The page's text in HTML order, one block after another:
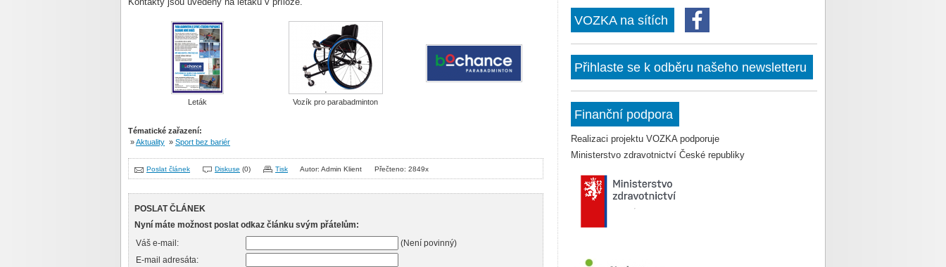
Leták Vozík pro parabadminton
Tématické zařazení:
»Aktuality » Sport bez bariér
Poslat článek Diskuse (0) Tisk Autor: Admin Klient Přečteno: 2849x
POSLAT ČLÁNEK
Nyní máte možnost poslat odkaz článku svým přátelům:
Váš e-mail:
(Není povinný)
E-mail adresáta:
VOZKA na sítích
Přihlaste se k odběru našeho newsletteru
Finanční podpora
Realizaci projektu VOZKA podporuje
Ministerstvo zdravotnictví České republiky